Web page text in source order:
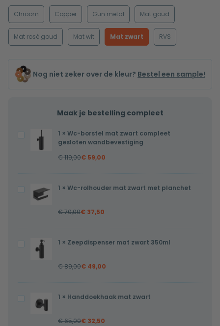
Chroom Copper Gun metal Mat goud
Mat rosé goud Mat wit Mat zwart RVS
Nog niet zeker over de kleur? Bestel een sample!
Maak je bestelling compleet
Wc-
borstel
compleet
gesloten
wandbevestiging
1 × Wc-borstel mat zwart compleet
gesloten wandbevestiging
€119,00€ 59,00
Wc-
rolhouder
met
planchet
1 × Wc-rolhouder mat zwart met planchet
€70,00€ 37,50
Zeepdispenser
mat
1 × Zeepdispenser mat zwart 350ml
€89,00€ 49,00
Handdoekhaak
mat
1 × Handdoekhaak mat zwart
€65,00€ 32,50